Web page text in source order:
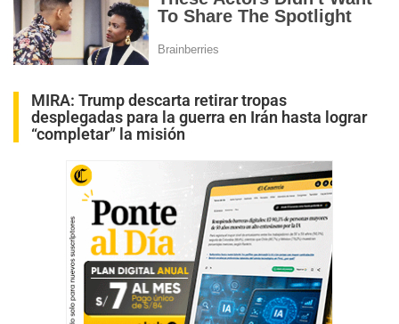
MIRA: Trump descarta retirar tropas
desplegadas para la guerra en Irán hasta lograr
“completar” la misión